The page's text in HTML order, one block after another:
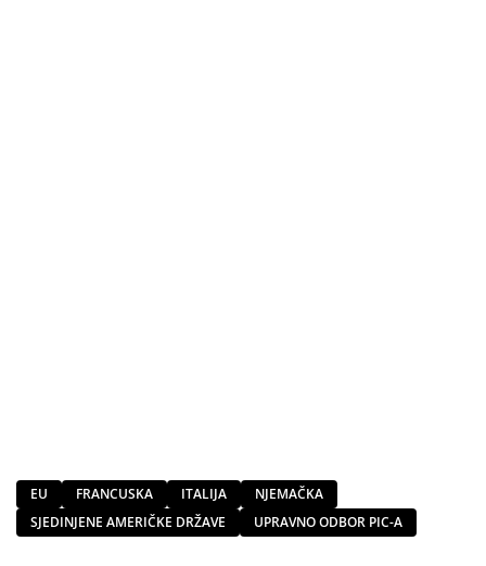
EU FRANCUSKA ITALIJA
NJEMAČKA
SJEDINJENE AMERIČKE DRŽAVE
UPRAVNO ODBOR PIC-A